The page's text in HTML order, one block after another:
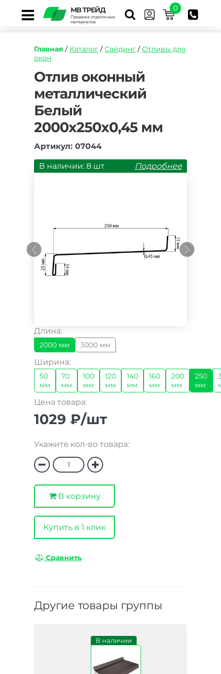
МВ ТРЕЙД
Продажа отделочных
материалов
0
Главная / Каталог / Сайдинг / Отливы для
окон
https://mvtrade.ru/images/id/normal/otliv-
okonnyy-
metallicheskiy-
belyy-
250h2000-
mm.jpg
Отлив оконный
металлический
Белый
2000х250х0,45 мм
Артикул: 07044
В наличии: 8 шт Подробнее
Длина:
2000 мм 3000 мм
Ширина:
50
мм
70
мм
100
мм
120
мм
140
мм
160
мм
200
мм
250
мм
Цена товара:
1029 ₽/шт
Укажите кол-во товара:
В корзину
Купить в 1 клик
Сравнить
Другие товары группы
В наличии